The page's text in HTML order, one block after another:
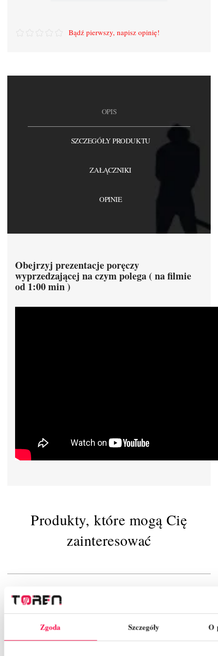
Zgoda Szczegóły O
Bądź pierwszy, napisz opinię!
OPIS
SZCZEGÓŁY PRODUKTU
ZAŁĄCZNIKI
OPINIE
Obejrzyj prezentacje poręczy
wyprzedzającej na czym polega ( na filmie
od 1:00 min )
Produkty, które mogą Cię
zainteresować